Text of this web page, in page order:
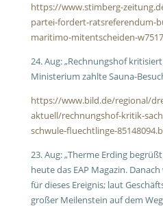
https://www.stimberg-
partei-fordert-ratsreferendum-
maritimo-mitentscheiden-
24. Aug: „Rechnungshof
Ministerium zahlte Sauna-
https://www.bild.de/regional/
aktuell/rechnungshof-kritik-
schwule-fluechtlinge-
23. Aug: „Therme Erding
heute das EAP Magazin.
für dieses Ereignis; laut
großer Meilenstein auf dem